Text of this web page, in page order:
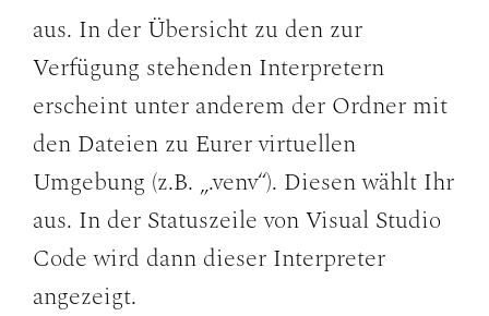
aus. In der Übersicht zu den zur
Verfügung stehenden Interpretern
erscheint unter anderem der Ordner mit
den Dateien zu Eurer virtuellen
Umgebung (z.B. „.venv“). Diesen wählt Ihr
aus. In der Statuszeile von Visual Studio
Code wird dann dieser Interpreter
angezeigt.